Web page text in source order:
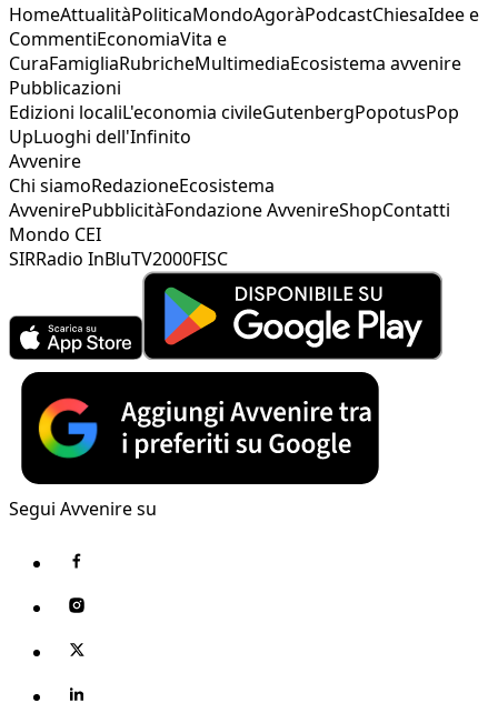
HomeAttualitàPoliticaMondoAgoràPodcastChiesaIdee e
CommentiEconomiaVita e
CuraFamigliaRubricheMultimediaEcosistema avvenire
Pubblicazioni
Edizioni localiL'economia civileGutenbergPopotusPop
UpLuoghi dell'Infinito
Avvenire
Chi siamoRedazioneEcosistema
AvvenirePubblicitàFondazione AvvenireShopContatti
Mondo CEI
SIRRadio InBluTV2000FISC
Segui Avvenire su